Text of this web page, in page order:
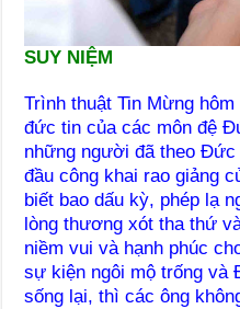
SUY NIỆM
Trình thuật Tin Mừng
đức tin của các môn đệ
những người đã theo
đầu công khai rao giảng
biết bao dấu kỳ, phép lạ
lòng thương xót tha thứ
niềm vui và hạnh phúc
sự kiện ngôi mộ trống và
sống lại, thì các ông